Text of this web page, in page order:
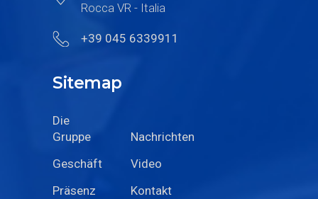
Rocca VR - Italia
+39 045 6339911
Sitemap
Die
Gruppe
Nachrichten
Geschäft
Video
Präsenz
Kontakt